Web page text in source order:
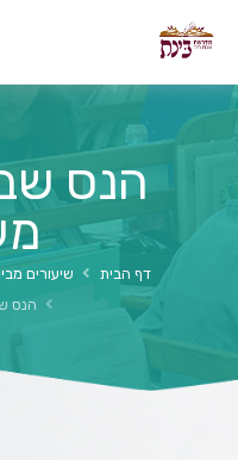
הנס
דף הבית שיעורים
הנס